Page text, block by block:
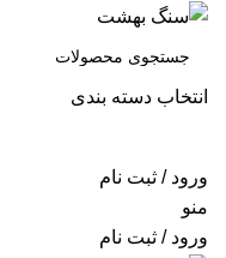
انتخاب دسته بندی
ورود / ثبت نام
منو
ورود / ثبت نام